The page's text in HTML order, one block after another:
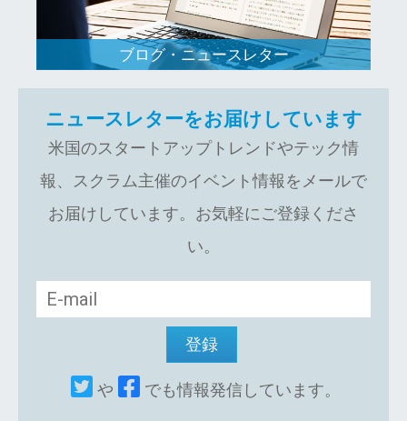
ブログ・ニュースレター
ニュースレターをお届けしています
米国のスタートアップトレンドやテック情
報、スクラム主催のイベント情報をメールで
お届けしています。お気軽にご登録くださ
い。
や でも情報発信しています。